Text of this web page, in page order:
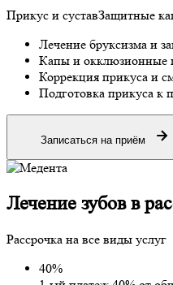
Прикус и суставЗащитные
Лечение бруксизма и
Капы и
Коррекция прикуса и
Подготовка прикуса к
Записаться на приём
Лечение зубовв
Рассрочка на все виды услуг
40%